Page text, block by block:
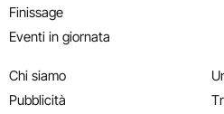
Finissage
Eventi in giornata
Chi siamo
Pubblicità